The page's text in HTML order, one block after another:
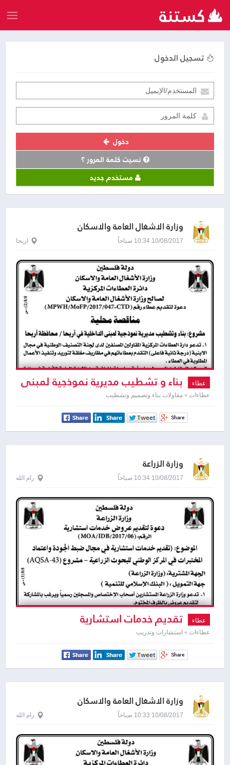
تسجيل الدخول
دخول
نسيت كلمة المرور ؟
مستخدم جديد
وزارة الاشغال العامة والاسكان
10/08/2017 10:34 صباحاً اريحا
عطاء بناء و تشطيب مديرية نموذجية لمبنى
الداخلية في اريحا
عطاءات » مقاولات بناء وتصميم وتشطيب
وزارة الزراعة
10/08/2017 10:34 صباحاً رام الله
عطاء تقديم خدمات استشارية
عطاءات » استشارات وتدريب
وزارة الاشغال العامة والاسكان
10/08/2017 10:33 صباحاً رام الله